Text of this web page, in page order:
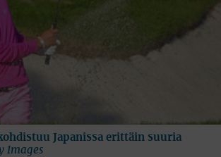
Japanissa erittäin suuria
Images